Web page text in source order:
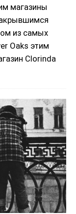
магазины
из самых
Oaks этим
Clorinda